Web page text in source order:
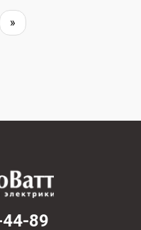
»
89